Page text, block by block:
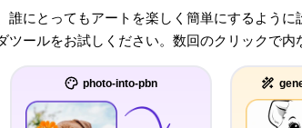
誰にとってもアートを楽しく簡単にするよう
ツールをお試しください。数回のクリックで内
photo-into-pbn